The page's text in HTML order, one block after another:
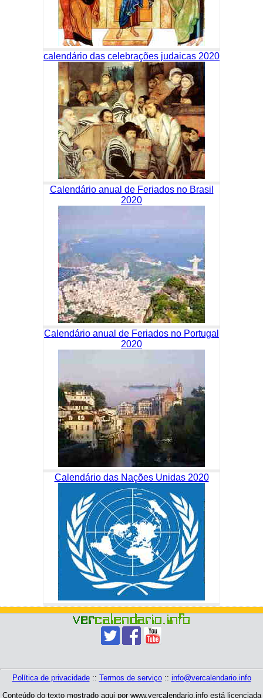
calendário das celebrações judaicas 2020
Calendário anual de Feriados no Brasil
2020
Calendário anual de Feriados no Portugal
2020
Calendário das Nações Unidas 2020
Política de privacidade:: Termos de serviço:: info@vercalendario.info
Conteúdo do texto mostrado aqui por www.vercalendario.info está licenciada